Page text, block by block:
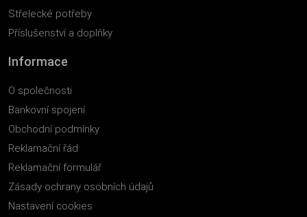
Střelecké potřeby
Příslušenství a doplňky
Informace
O společnosti
Bankovní spojení
Obchodní podmínky
Reklamační řád
Reklamační formulář
Zásady ochrany osobních údajů
Nastavení cookies